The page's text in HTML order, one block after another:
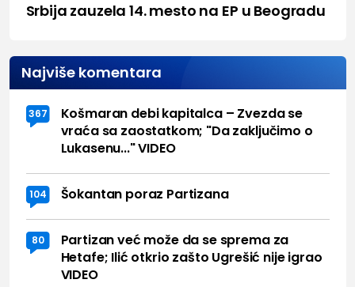
Srbija zauzela 14. mesto na EP u Beogradu
Najviše komentara
367
Košmaran debi kapitalca – Zvezda se
vraća sa zaostatkom; "Da zaključimo o
Lukasenu..." VIDEO
104 Šokantan poraz Partizana
80
Partizan već može da se sprema za
Hetafe; Ilić otkrio zašto Ugrešić nije igrao
VIDEO